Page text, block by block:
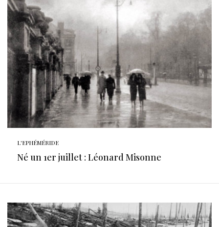
L'EPHÉMÉRIDE
Né un 1er juillet : Léonard Misonne